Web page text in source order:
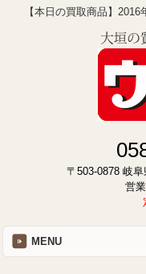
【本日の買取商品】
〒503-0878 岐
営
MENU